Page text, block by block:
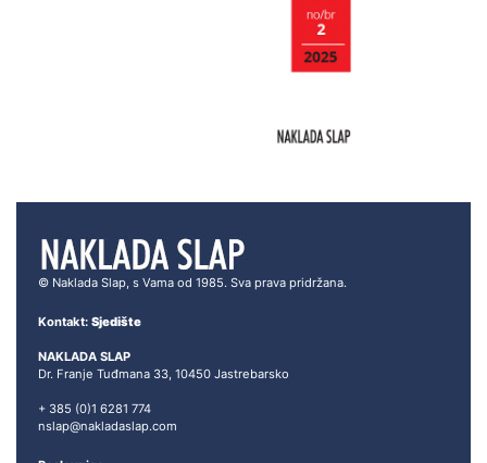
© Naklada Slap, s Vama od 1985. Sva prava pridržana.
Kontakt: Sjedište
NAKLADA SLAP
Dr. Franje Tuđmana 33, 10450 Jastrebarsko
+ 385 (0)1 6281 774
nslap@nakladaslap.com